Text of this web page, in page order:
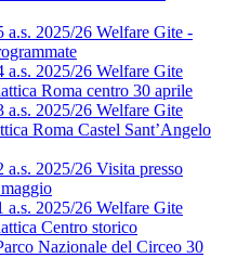
a.s. 2025/26 Welfare Gite -
a.s. 2025/26 Welfare Gite
Roma centro 30 aprile
a.s. 2025/26 Welfare Gite
Roma Castel Sant’Angelo
a.s. 2025/26 Visita presso
a.s. 2025/26 Welfare Gite
Centro storico
Nazionale del Circeo 30